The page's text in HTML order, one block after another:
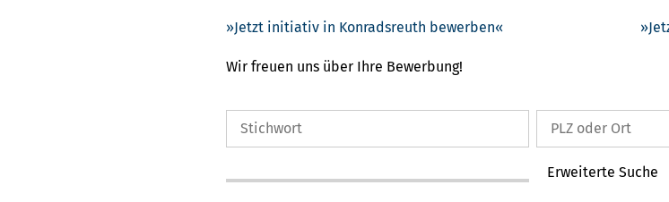
Jetzt initiativ in Konradsreuth bewerben
Wir freuen uns über Ihre Bewerbung!
Erweiterte Suche